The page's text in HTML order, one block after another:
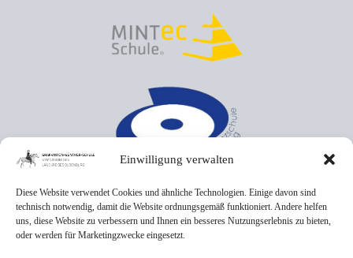
Einwilligung verwalten
Diese Website verwendet Cookies und ähnliche Technologien. Einige davon sind
technisch notwendig, damit die Website ordnungsgemäß funktioniert. Andere helfen
uns, diese Website zu verbessern und Ihnen ein besseres Nutzungserlebnis zu bieten,
oder werden für Marketingzwecke eingesetzt.